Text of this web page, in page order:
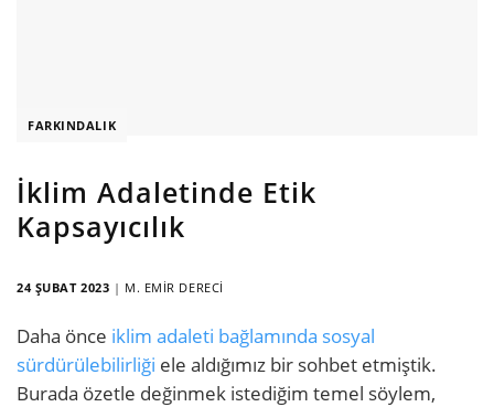
FARKINDALIK
İklim Adaletinde Etik
Kapsayıcılık
24 ŞUBAT 2023 | M. EMIR DERECI
Daha önce iklim adaleti bağlamında sosyal
sürdürülebilirliği ele aldığımız bir sohbet etmiştik.
Burada özetle değinmek istediğim temel söylem,